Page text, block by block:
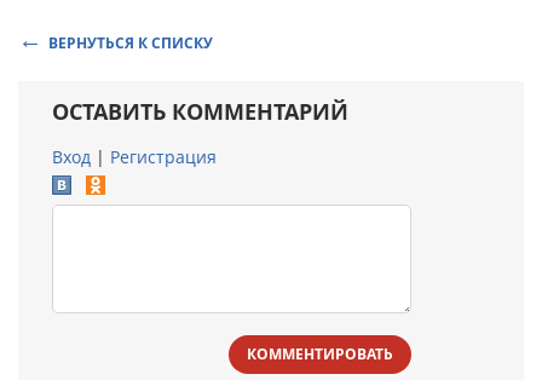
ВЕРНУТЬСЯ К СПИСКУ
ОСТАВИТЬ КОММЕНТАРИЙ
Вход | Регистрация
КОММЕНТИРОВАТЬ